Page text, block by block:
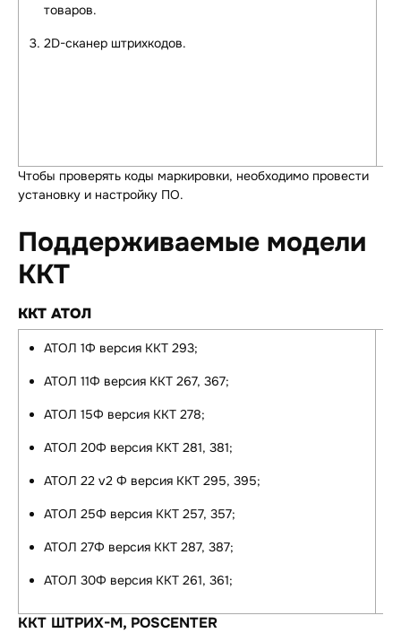
товаров.
2D-сканер штрихкодов.
Чтобы проверять коды маркировки, необходимо провести
установку и настройку ПО.
Поддерживаемые модели
ККТ
ККТ АТОЛ
АТОЛ 1Ф версия ККТ 293;
АТОЛ 11Ф версия ККТ 267, 367;
АТОЛ 15Ф версия ККТ 278;
АТОЛ 20Ф версия ККТ 281, 381;
АТОЛ 22 v2 Ф версия ККТ 295, 395;
АТОЛ 25Ф версия ККТ 257, 357;
АТОЛ 27Ф версия ККТ 287, 387;
АТОЛ 30Ф версия ККТ 261, 361;
ККТ ШТРИХ-М, POSCENTER